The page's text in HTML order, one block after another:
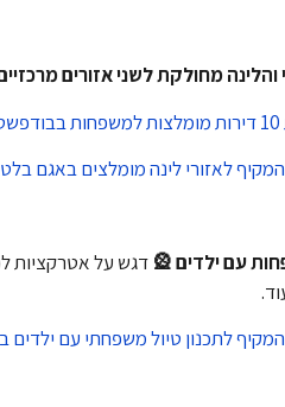
מחולקת לשני אזורים
לאזורי לינה מומלצים באגם
עם ילדים 🎡 דגש על אטרקציות
לתכנון טיול משפחתי עם ילדים